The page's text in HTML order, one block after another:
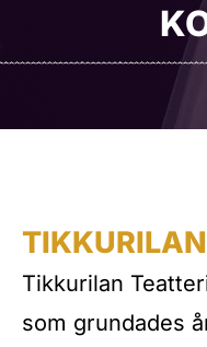
Tikkurilan
som grundades